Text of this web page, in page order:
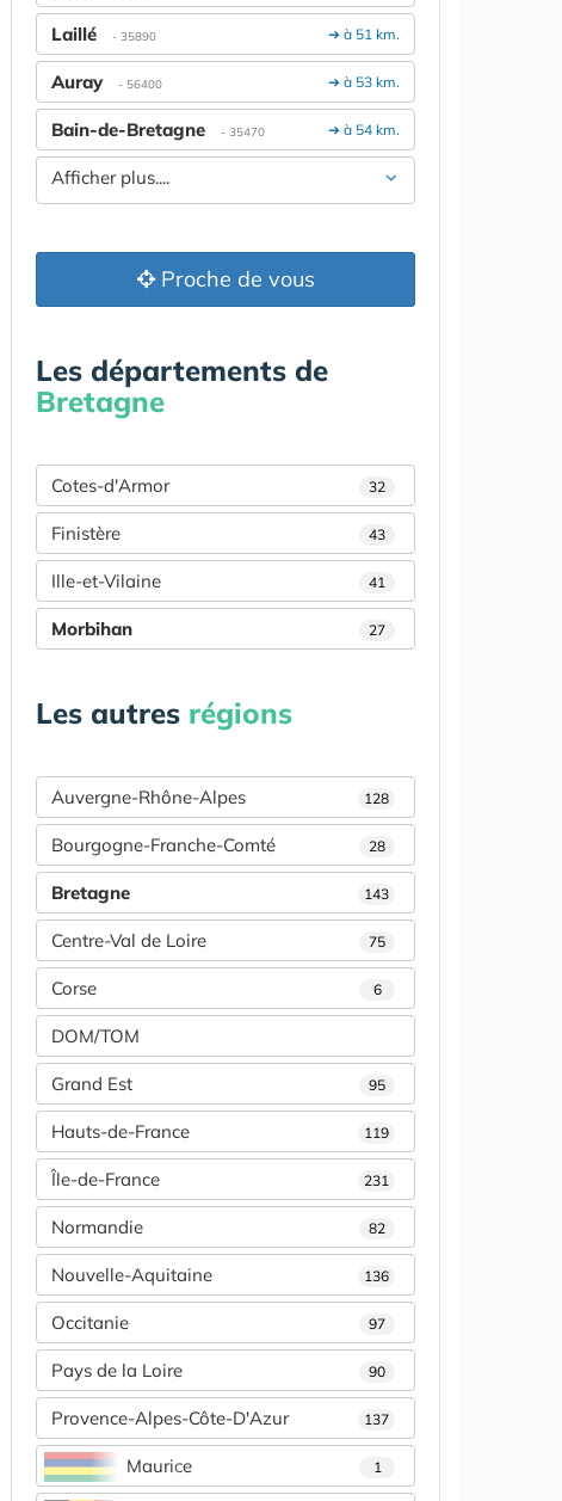
➔ à 51 km.
Laillé - 35890
➔ à 53 km.
Auray - 56400
➔ à 54 km.
Bain-de-Bretagne - 35470
Afficher plus....
Proche de vous
Les départements de
Bretagne
Cotes-d'Armor 32
Finistère 43
Ille-et-Vilaine 41
Morbihan 27
Les autres régions
Auvergne-Rhône-Alpes 128
Bourgogne-Franche-Comté 28
Bretagne 143
Centre-Val de Loire 75
Corse 6
DOM/TOM
Grand Est 95
Hauts-de-France 119
Île-de-France 231
Normandie 82
Nouvelle-Aquitaine 136
Occitanie 97
Pays de la Loire 90
Provence-Alpes-Côte-D'Azur 137
Maurice 1